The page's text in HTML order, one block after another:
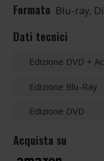
Formato Blu-ray,
Dati tecnici
Edizione DVD +
Edizione Blu-Ray
Edizione DVD
Acquista su